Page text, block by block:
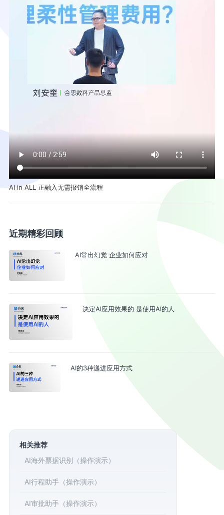
AI in ALL 正融入无需报销全流程
近期精彩回顾
AI常出幻觉 企业如何应对
决定Al应用效果的 是使用Al的人
AI的3种递进应用方式
相关推荐
AI海外票据识别（操作演示）
AI行程助手（操作演示）
AI审批助手（操作演示）